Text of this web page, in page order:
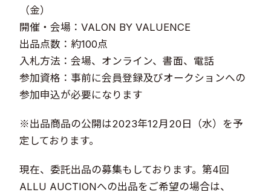
（金）
開催・会場：VALON BY VALUENCE
出品点数：約100点
入札方法：会場、オンライン、書面、電話
参加資格：事前に会員登録及びオークションへの
参加申込が必要になります
※出品商品の公開は2023年12月20日（水）を予
定しております。
現在、委託出品の募集もしております。第4回
ALLU AUCTIONへの出品をご希望の場合は、